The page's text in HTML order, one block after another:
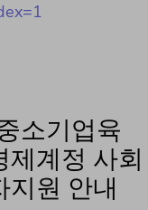
소기업육
계정 사회
지원 안내